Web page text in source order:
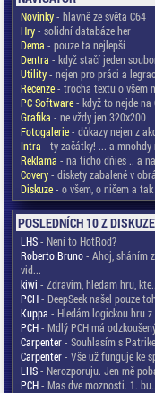
Novinky- hlavně ze světa C64
Hry- solidní databáze her
Dema - pouze ta nejlepší
Dentra - když stačí jeden
Utility- nejen pro práci a
Recenze- trocha textu o všem
PC Software- když to nejde na
Grafika - ne vždy jen 320x200
Fotogalerie- důkazy nejen z
Intra - ty začátky! ... a mnohdy
Reklama - na ticho dňies .. a
Covery- diskety zabalené v
Diskuze- o všem, o ničem a tak
POSLEDNÍCH 10 Z DISKUZE
LHS- Není to HotRod?
Roberto Bruno- Ahoj, sháním
vid...
kiwi - Zdravim, hledam hru,
PCH- DeepSeek našel pouze
Kuppa - Hledám logickou hru z
PCH- Mdlý PCH má
Carpenter- Souhlasím s
Carpenter- Vše už funguje ke
LHS- Nerozporuju. Jen mě
PCH- Mas dve moznosti. 1.